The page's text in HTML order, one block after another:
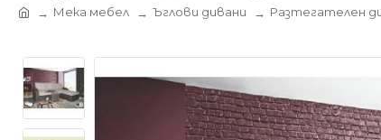
Мека мебел Ъглови дивани Разтегателен